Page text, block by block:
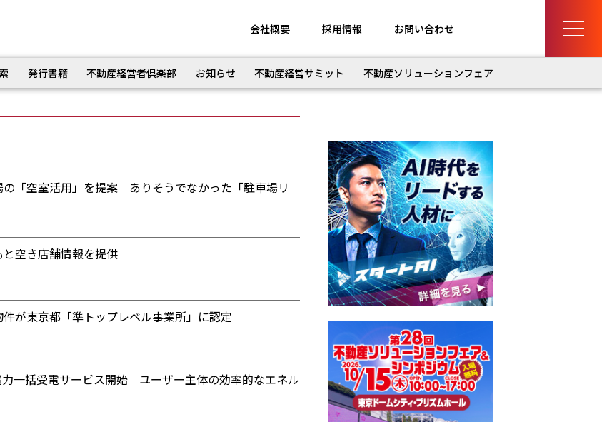
会社概要 採用情報 お問い合わせ
発行書籍 不動産経営者倶楽部 お知らせ 不動産経営サミット 不動産ソリューションフェア
「空室活用」を提案 ありそうでなかった「駐車場リ
空き店舗情報を提供
が東京都「準トップレベル事業所」に認定
一括受電サービス開始 ユーザー主体の効率的なエネル